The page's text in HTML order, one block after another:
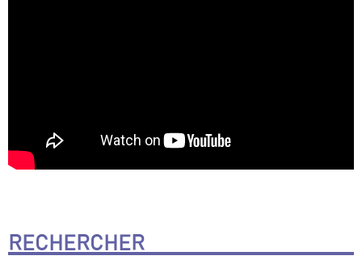
RECHERCHER